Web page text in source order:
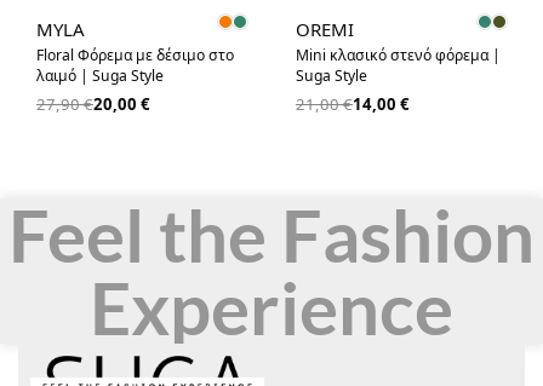
MYLA
Floral Φόρεμα με δέσιμο στο
λαιμό | Suga Style
27,90€20,00 €
OREMI
Mini κλασικό στενό φόρεμα |
Suga Style
21,00€14,00 €
Feel the Fashion
Experience